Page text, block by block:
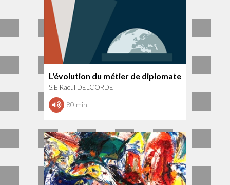
L'évolution du métier de diplomate
S.E Raoul DELCORDE
80 min.